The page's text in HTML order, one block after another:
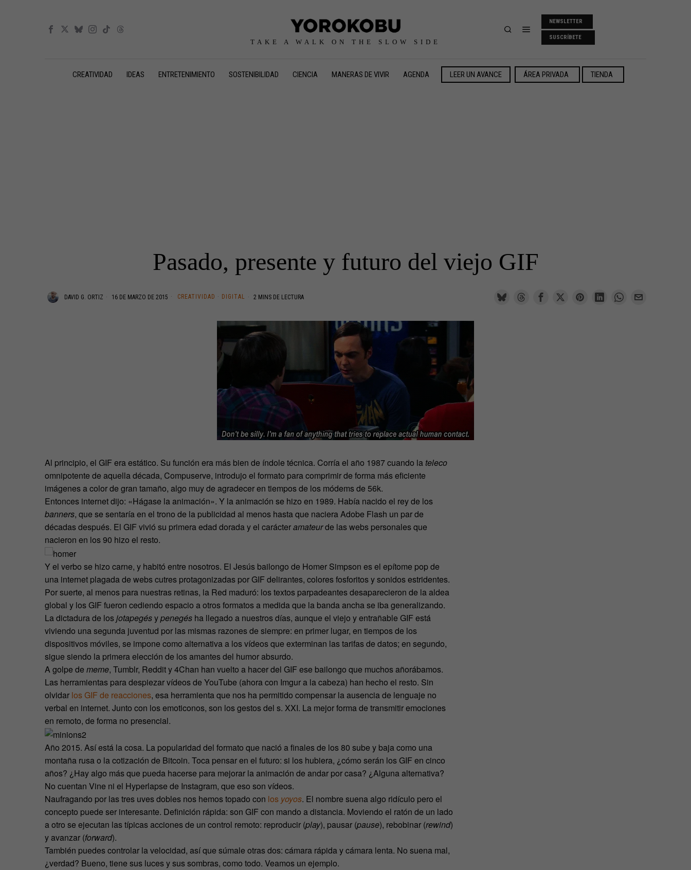
TAKE A WALK ON THE SLOW SIDE
NEWSLETTER
SUSCRÍBETE
CREATIVIDAD IDEAS ENTRETENIMIENTO SOSTENIBILIDAD CIENCIA MANERAS DE VIVIR AGENDA LEER UN AVANCE ÁREA PRIVADA TIENDA
Pasado, presente y futuro del viejo GIF
DAVID G. ORTIZ 16 DE MARZO DE 2015 CREATIVIDAD · DIGITAL 2 MINS DE LECTURA
Al principio, el GIF era estático. Su función era más bien de índole técnica. Corría el año 1987 cuando la teleco
omnipotente de aquella década, Compuserve, introdujo el formato para comprimir de forma más eficiente
imágenes a color de gran tamaño, algo muy de agradecer en tiempos de los módems de 56k.
Entonces internet dijo: «Hágase la animación». Y la animación se hizo en 1989. Había nacido el rey de los
banners, que se sentaría en el trono de la publicidad al menos hasta que naciera Adobe Flash un par de
décadas después. El GIF vivió su primera edad dorada y el carácteramateurde las webs personales que
nacieron en los 90 hizo el resto.
Y el verbo se hizo carne, y habitó entre nosotros. El Jesús bailongo de Homer Simpson es el epítome pop de
una internet plagada de webs cutres protagonizadas por GIF delirantes, colores fosforitos y sonidos estridentes.
Por suerte, al menos para nuestras retinas, la Red maduró: los textos parpadeantes desaparecieron de la aldea
global y los GIF fueron cediendo espacio a otros formatos a medida que la banda ancha se iba generalizando.
La dictadura de losjotapegésypenegés ha llegado a nuestros días, aunque el viejo y entrañable GIF está
viviendo una segunda juventud por las mismas razones de siempre: en primer lugar, en tiempos de los
dispositivos móviles, se impone como alternativa a los vídeos que exterminan las tarifas de datos; en segundo,
sigue siendo la primera elección de los amantes del humor absurdo.
A golpe de meme, Tumblr, Reddit y 4Chan han vuelto a hacer del GIF ese bailongo que muchos añorábamos.
Las herramientas para despiezar vídeos de YouTube (ahora con Imgur a la cabeza) han hecho el resto. Sin
olvidar los GIF de reacciones, esa herramienta que nos ha permitido compensar la ausencia de lenguaje no
verbal en internet. Junto con los emoticonos, son los gestos del s. XXI. La mejor forma de transmitir emociones
en remoto, de forma no presencial.
Año 2015. Así está la cosa. La popularidad del formato que nació a finales de los 80 sube y baja como una
montaña rusa o la cotización de Bitcoin. Toca pensar en el futuro: si los hubiera, ¿cómo serán los GIF en cinco
años? ¿Hay algo más que pueda hacerse para mejorar la animación de andar por casa? ¿Alguna alternativa?
No cuentan Vine ni el Hyperlapse de Instagram, que eso son vídeos.
Naufragando por las tres uves dobles nos hemos topado con los yoyos. El nombre suena algo ridículo pero el
concepto puede ser interesante. Definición rápida: son GIF con mando a distancia. Moviendo el ratón de un lado
a otro se ejecutan las típicas acciones de un control remoto: reproducir (play), pausar (pause), rebobinar (rewind)
y avanzar (forward).
También puedes controlar la velocidad, así que súmale otras dos: cámara rápida y cámara lenta. No suena mal,
¿verdad? Bueno, tiene sus luces y sus sombras, como todo. Veamos un ejemplo.